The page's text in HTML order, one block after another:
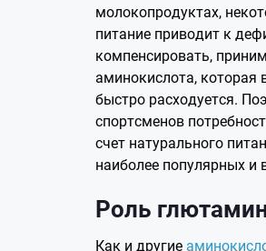
молокопродуктах,
питание приводит к
компенсировать,
аминокислота, которая
быстро расходуется.
спортсменов
счет натурального
наиболее популярных и
Роль
Как и другие